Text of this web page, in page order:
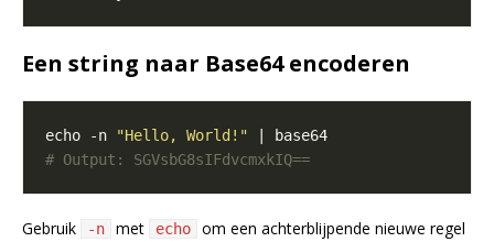
Een string naar Base64 encoderen
echo -n "Hello, World!"
# Output: SGVsbG8sIFdvcmxkIQ==
Gebruik -n met echo
om een achterblijpende nieuwe regel